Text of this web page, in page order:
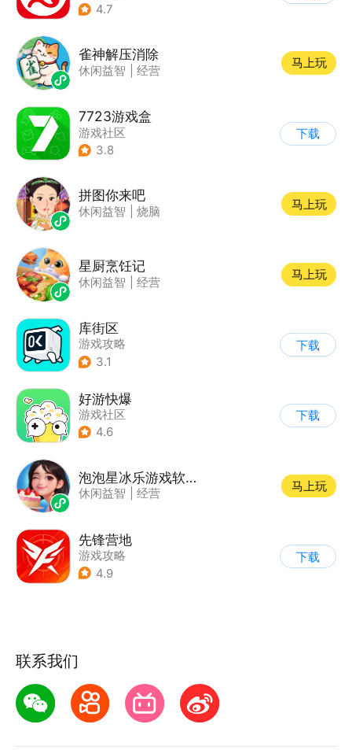
4.7
雀神解压消除
休闲益智 经营
马上玩
7723游戏盒
游戏社区
3.8
下载
拼图你来吧
休闲益智 烧脑
马上玩
星厨烹饪记
休闲益智 经营
马上玩
库街区
游戏攻略
3.1
下载
好游快爆
游戏社区
4.6
下载
泡泡星冰乐游戏软件V1.0
休闲益智 经营
马上玩
先锋营地
游戏攻略
4.9
下载
联系我们